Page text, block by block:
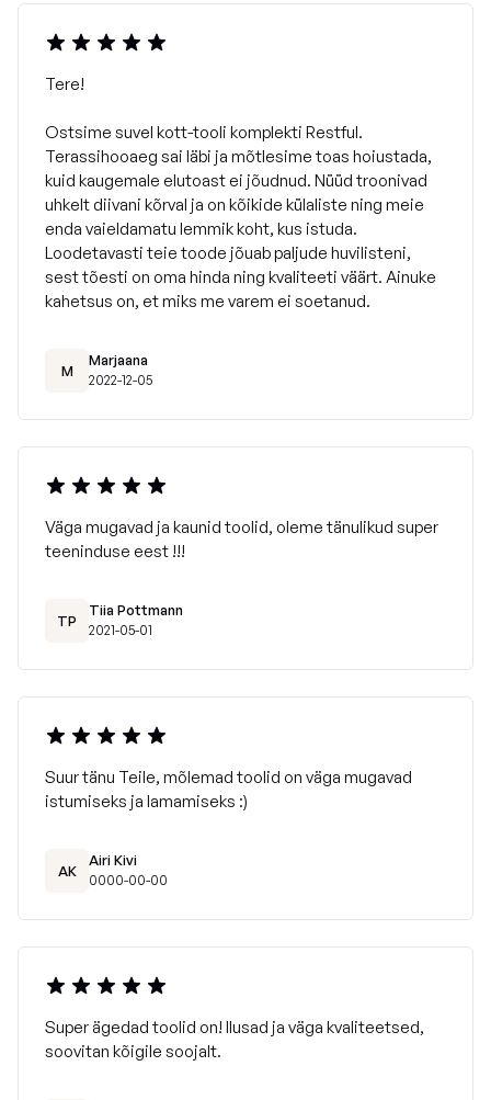
valmistatud Euroopa Liidus. Täitehelmed on mittesüttivad
ja sertifitseeritud vastavalt
Tere!
Ostsime suvel kott-tooli komplekti Restful.
Terassihooaeg sai läbi ja mõtlesime toas hoiustada,
kuid kaugemale elutoast ei jõudnud. Nüüd troonivad
uhkelt diivani kõrval ja on kõikide külaliste ning meie
enda vaieldamatu lemmik koht, kus istuda.
Loodetavasti teie toode jõuab paljude huvilisteni,
sest tõesti on oma hinda ning kvaliteeti väärt. Ainuke
kahetsus on, et miks me varem ei soetanud.
M
Marjaana
2022-12-05
Väga mugavad ja kaunid toolid, oleme tänulikud super
teeninduse eest !!!
TP
Tiia Pottmann
2021-05-01
Suur tänu Teile, mõlemad toolid on väga mugavad
istumiseks ja lamamiseks :)
AK
Airi Kivi
0000-00-00
Super ägedad toolid on! Ilusad ja väga kvaliteetsed,
soovitan kõigile soojalt.